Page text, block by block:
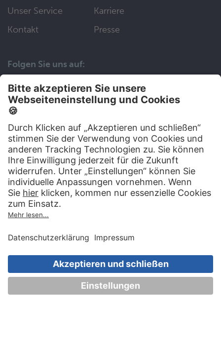
Unser Service
Karriere
Kontakt
Presse
Folgen Sie uns auf:
Wir helfen Ihnen gerne weiter
030 83 79 99 97
Top Artikel
Artikel auswählen